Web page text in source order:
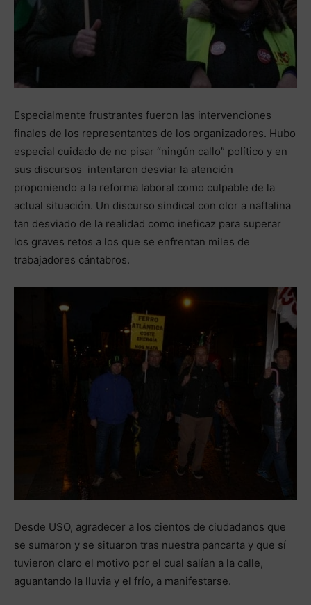
Especialmente frustrantes fueron las intervenciones
finales de los representantes de los organizadores. Hubo
especial cuidado de no pisar “ningún callo” político y en
sus discursos intentaron desviar la atención
proponiendo a la reforma laboral como culpable de la
actual situación. Un discurso sindical con olor a naftalina
tan desviado de la realidad como ineficaz para superar
los graves retos a los que se enfrentan miles de
trabajadores cántabros.
Desde USO, agradecer a los cientos de ciudadanos que
se sumaron y se situaron tras nuestra pancarta y que sí
tuvieron claro el motivo por el cual salían a la calle,
aguantando la lluvia y el frío, a manifestarse.